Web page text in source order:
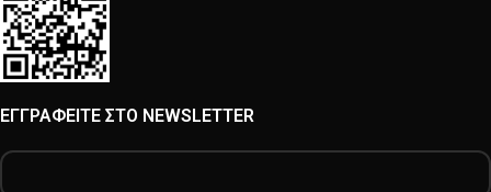
ΕΓΓΡΑΦΕΊΤΕ ΣΤΟ NEWSLETTER